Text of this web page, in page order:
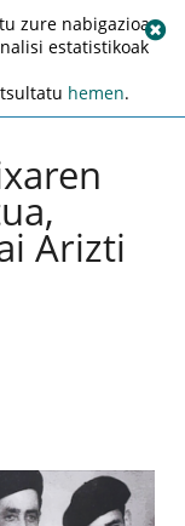
Arizti
zure nabigazioa
estatistikoak
hemen.